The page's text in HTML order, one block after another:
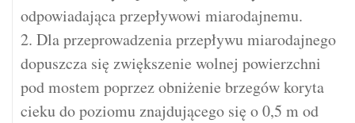
odpowiadająca przepływowi miarodajnemu.
2. Dla przeprowadzenia przepływu miarodajnego
dopuszcza się zwiększenie wolnej powierzchni
pod mostem poprzez obniżenie brzegów koryta
cieku do poziomu znajdującego się o 0,5 m od